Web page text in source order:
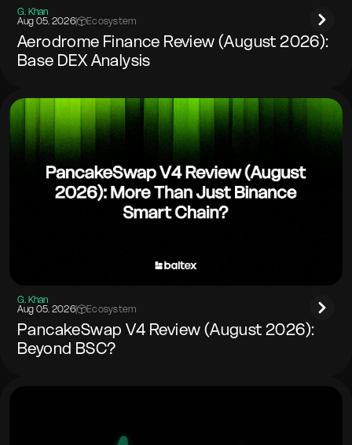
G. Khan
Aug 05. 2026| Ecosystem
Aerodrome Finance Review (August 2026):
Base DEX Analysis
G. Khan
Aug 05. 2026| Ecosystem
PancakeSwap V4 Review (August 2026):
Beyond BSC?